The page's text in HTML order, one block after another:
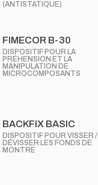
(ANTISTATIQUE)
FIMECOR B-30
DISPOSITIF POUR LA
PRÉHENSION ET LA
MANIPULATION DE
MICROCOMPOSANTS
BACKFIX BASIC
DISPOSITIF POUR VISSER /
DÉVISSER LES FONDS DE
MONTRE